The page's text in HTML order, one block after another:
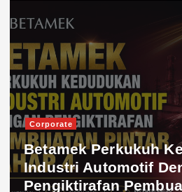
Corporate
Betamek Perkukuh
Industri Automotif
Pengiktirafan